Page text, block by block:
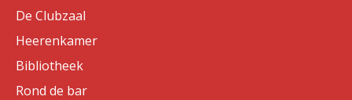
De Clubzaal
Heerenkamer
Bibliotheek
Rond de bar